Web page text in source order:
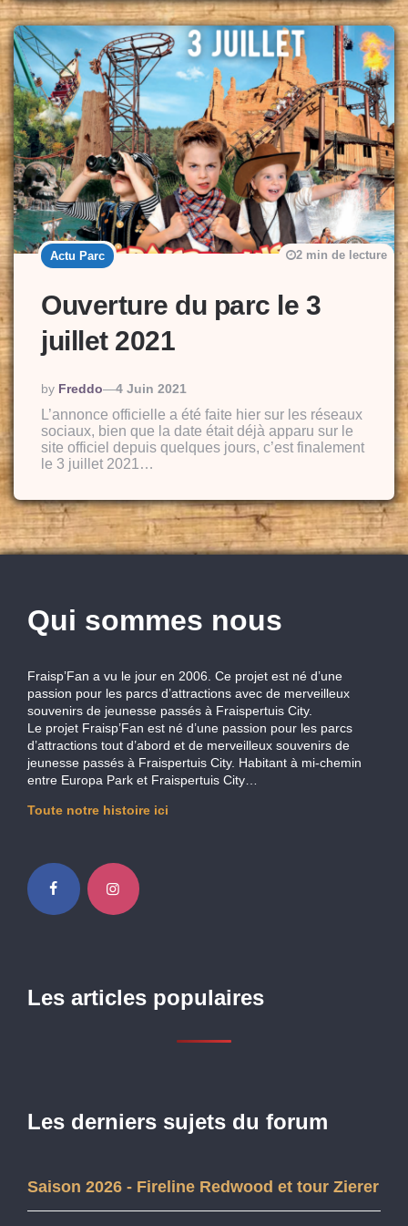
Actu Parc
Ouverture du parc le 3
juillet 2021
Posted
By
By Freddo 4 Juin 2021
2 min de lecture
L’annonce officielle a été faite hier sur les réseaux
sociaux, bien que la date était déjà apparu sur le
site officiel depuis quelques jours, c’est finalement
le 3 juillet 2021…
Qui sommes nous
Fraisp’Fan a vu le jour en 2006. Ce projet est né d’une
passion pour les parcs d’attractions avec de merveilleux
souvenirs de jeunesse passés à Fraispertuis City.
Le projet Fraisp’Fan est né d’une passion pour les parcs
d’attractions tout d’abord et de merveilleux souvenirs de
jeunesse passés à Fraispertuis City. Habitant à mi-chemin
entre Europa Park et Fraispertuis City…
Toute notre histoire ici
Les articles populaires
Les derniers sujets du forum
Saison 2026 - Fireline Redwood et tour Zierer